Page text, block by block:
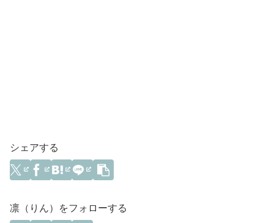
シェアする
凛（りん）をフォローする